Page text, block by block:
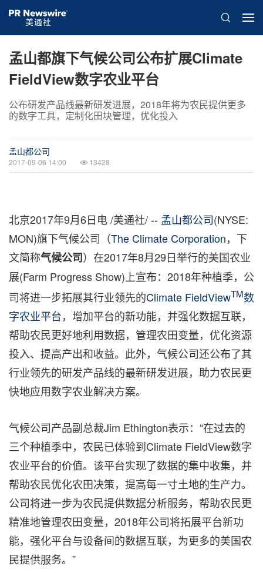
孟山都旗下气候公司公布扩展Climate
FieldView数字农业平台
公布研发产品线最新研发进展，2018年将为农民提供更多
的数字工具，定制化田块管理，优化投入
孟山都公司
2017-09-06 14:00 13428
北京2017年9月6日电/美通社/ -- 孟山都公司(NYSE:
MON)旗下气候公司 （The Climate Corporation，下
文简称气候公司） 在2017年8月29日举行的美国农业
展(Farm Progress Show) 上宣布：2018年种植季， 公
司将进一步拓展其行业领先的Climate FieldViewTM数
字农业平台，增加平台的新功能， 并强化数据互联，
帮助农民更好地利用数据， 管理农田变量， 优化资源
投入、提高产出和收益。此外， 气候公司还公布了其
行业领先的研发产品线的最新研发进展， 助力农民更
快地应用数字农业解决方案。
气候公司产品副总裁Jim Ethington表示： “在过去的
三个种植季中，农民已体验到Climate FieldView数字
农业平台的价值。该平台实现了数据的集中收集，并
帮助农民优化农田决策，提高每一寸土地的生产力。
公司将进一步为农民提供数据分析服务，帮助农民更
精准地管理农田变量， 2018年公司将拓展平台新功
能， 强化平台与设备间的数据互联， 为更多的美国农
民提供服务。 ”